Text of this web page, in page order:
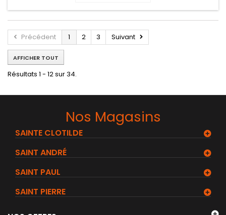
Précédent 1 2 3 Suivant
AFFICHER TOUT
Résultats 1 - 12 sur 34.
Nos Magasins
SAINTE CLOTILDE
SAINT ANDRÉ
SAINT PAUL
SAINT PIERRE